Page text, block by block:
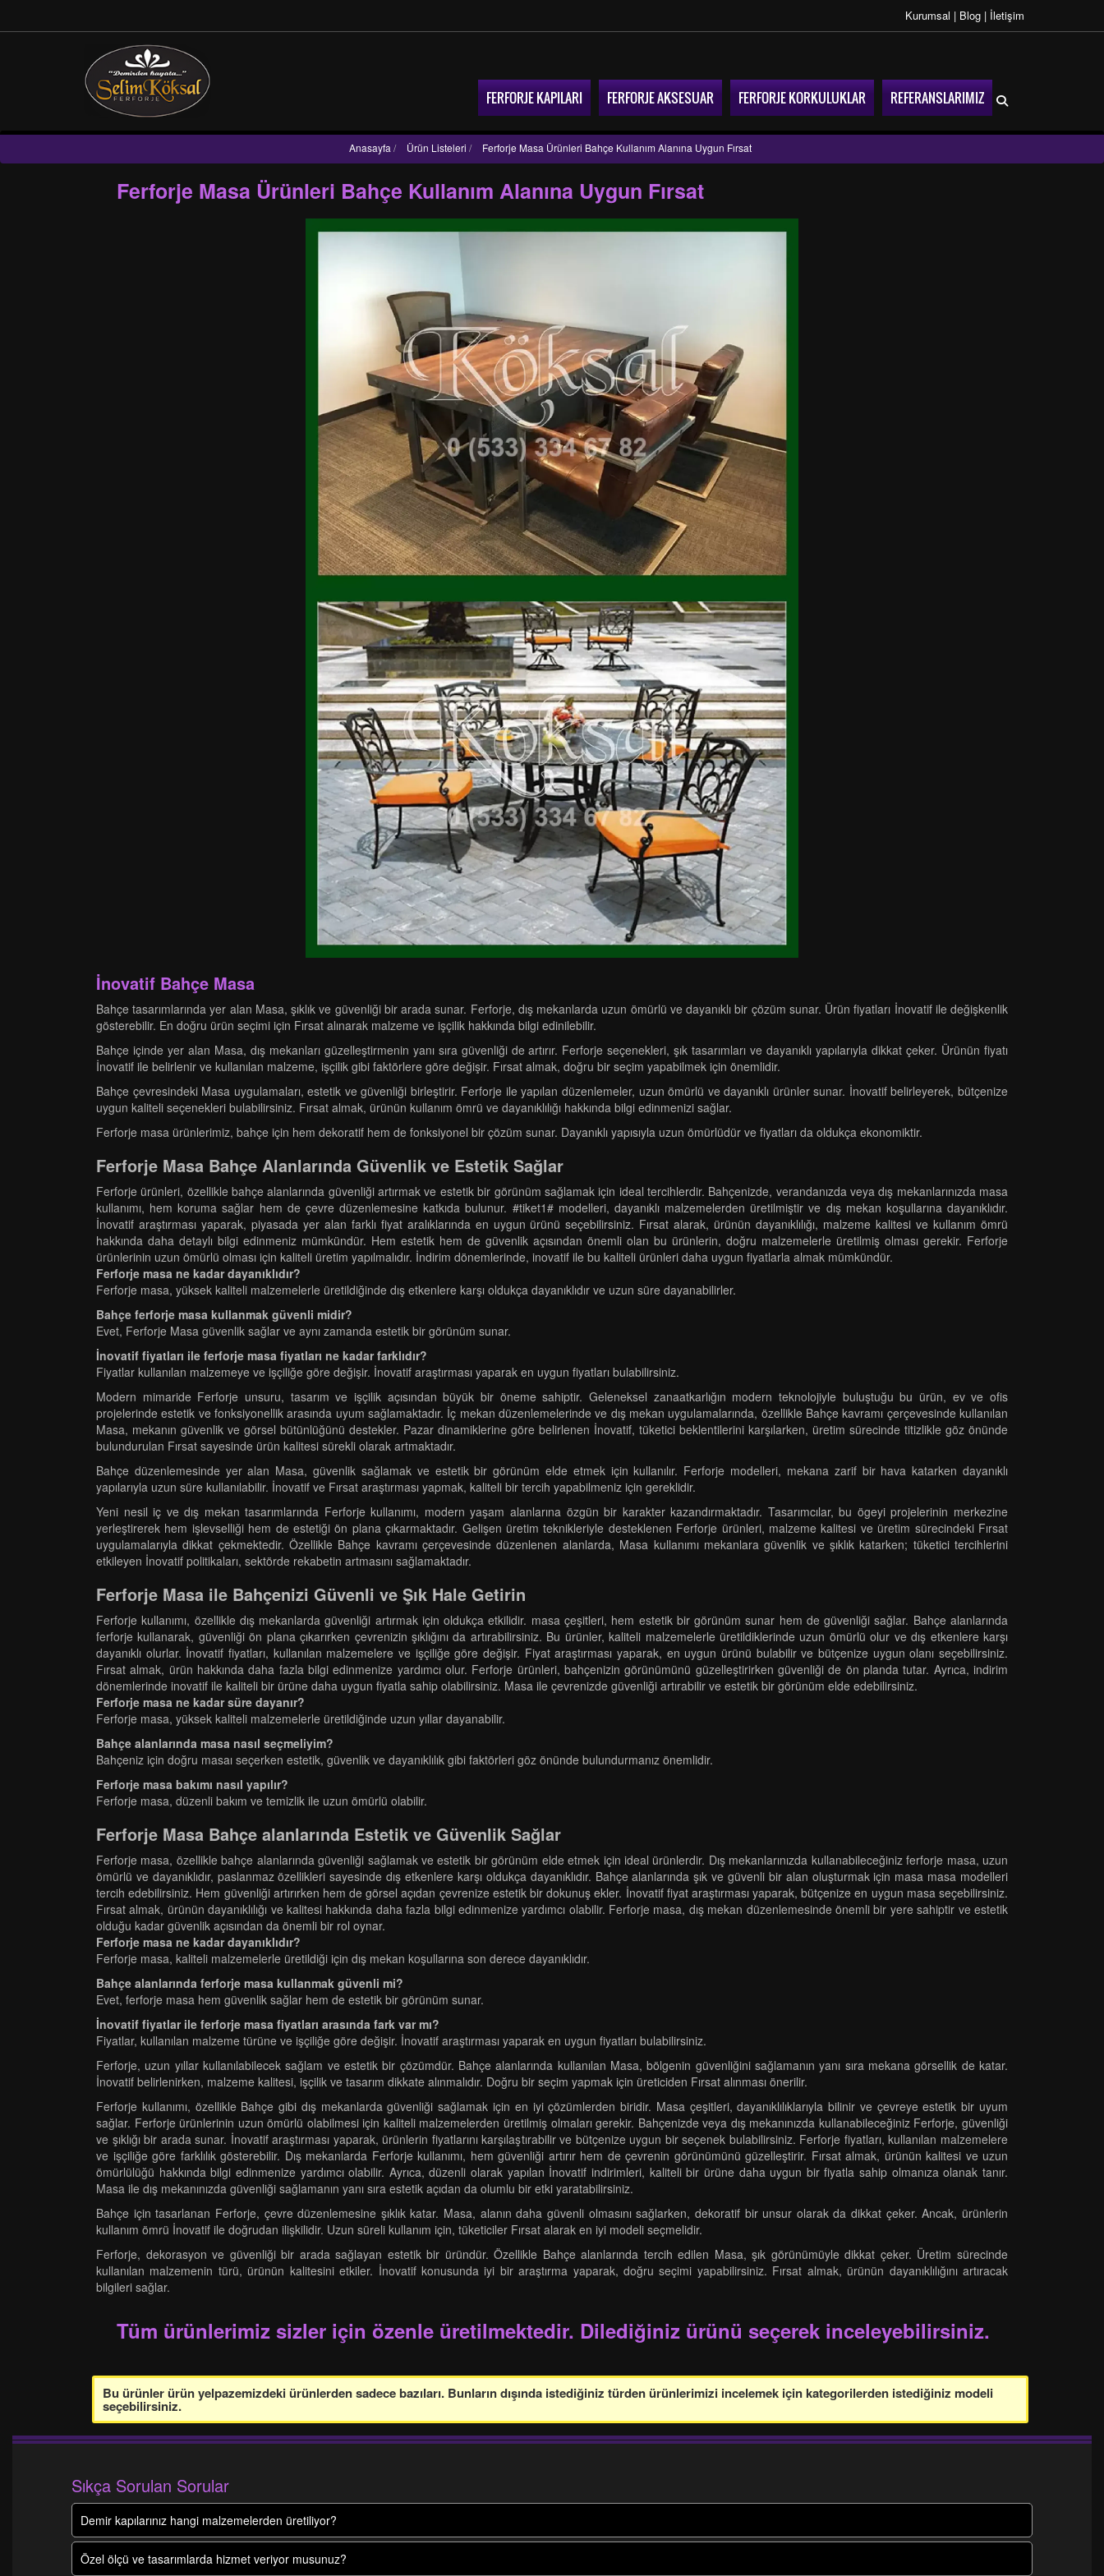
Kurumsal | Blog | İletişim
FERFORJE KAPILARI FERFORJE AKSESUAR FERFORJE KORKULUKLAR REFERANSLARIMIZ
Anasayfa / Ürün Listeleri / Ferforje Masa Ürünleri Bahçe Kullanım Alanına Uygun Fırsat
Ferforje Masa Ürünleri Bahçe Kullanım Alanına Uygun Fırsat
İnovatif Bahçe Masa
Bahçe tasarımlarında yer alan Masa, şıklık ve güvenliği bir arada sunar. Ferforje, dış mekanlarda uzun ömürlü ve dayanıklı bir çözüm sunar. Ürün fiyatları İnovatif ile değişkenlik
gösterebilir. En doğru ürün seçimi için Fırsat alınarak malzeme ve işçilik hakkında bilgi edinilebilir.
Bahçe içinde yer alan Masa, dış mekanları güzelleştirmenin yanı sıra güvenliği de artırır. Ferforje seçenekleri, şık tasarımları ve dayanıklı yapılarıyla dikkat çeker. Ürünün fiyatı
İnovatif ile belirlenir ve kullanılan malzeme, işçilik gibi faktörlere göre değişir. Fırsat almak, doğru bir seçim yapabilmek için önemlidir.
Bahçe çevresindeki Masa uygulamaları, estetik ve güvenliği birleştirir. Ferforje ile yapılan düzenlemeler, uzun ömürlü ve dayanıklı ürünler sunar. İnovatif belirleyerek, bütçenize
uygun kaliteli seçenekleri bulabilirsiniz. Fırsat almak, ürünün kullanım ömrü ve dayanıklılığı hakkında bilgi edinmenizi sağlar.
Ferforje masa ürünlerimiz, bahçe için hem dekoratif hem de fonksiyonel bir çözüm sunar. Dayanıklı yapısıyla uzun ömürlüdür ve fiyatları da oldukça ekonomiktir.
Ferforje Masa Bahçe Alanlarında Güvenlik ve Estetik Sağlar
Ferforje ürünleri, özellikle bahçe alanlarında güvenliği artırmak ve estetik bir görünüm sağlamak için ideal tercihlerdir. Bahçenizde, verandanızda veya dış mekanlarınızda masa
kullanımı, hem koruma sağlar hem de çevre düzenlemesine katkıda bulunur. #tiket1# modelleri, dayanıklı malzemelerden üretilmiştir ve dış mekan koşullarına dayanıklıdır.
İnovatif araştırması yaparak, piyasada yer alan farklı fiyat aralıklarında en uygun ürünü seçebilirsiniz. Fırsat alarak, ürünün dayanıklılığı, malzeme kalitesi ve kullanım ömrü
hakkında daha detaylı bilgi edinmeniz mümkündür. Hem estetik hem de güvenlik açısından önemli olan bu ürünlerin, doğru malzemelerle üretilmiş olması gerekir. Ferforje
ürünlerinin uzun ömürlü olması için kaliteli üretim yapılmalıdır. İndirim dönemlerinde, inovatif ile bu kaliteli ürünleri daha uygun fiyatlarla almak mümkündür.
Ferforje masa ne kadar dayanıklıdır?
Ferforje masa, yüksek kaliteli malzemelerle üretildiğinde dış etkenlere karşı oldukça dayanıklıdır ve uzun süre dayanabilirler.
Bahçe ferforje masa kullanmak güvenli midir?
Evet, Ferforje Masa güvenlik sağlar ve aynı zamanda estetik bir görünüm sunar.
İnovatif fiyatları ile ferforje masa fiyatları ne kadar farklıdır?
Fiyatlar kullanılan malzemeye ve işçiliğe göre değişir. İnovatif araştırması yaparak en uygun fiyatları bulabilirsiniz.
Modern mimaride Ferforje unsuru, tasarım ve işçilik açısından büyük bir öneme sahiptir. Geleneksel zanaatkarlığın modern teknolojiyle buluştuğu bu ürün, ev ve ofis
projelerinde estetik ve fonksiyonellik arasında uyum sağlamaktadır. İç mekan düzenlemelerinde ve dış mekan uygulamalarında, özellikle Bahçe kavramı çerçevesinde kullanılan
Masa, mekanın güvenlik ve görsel bütünlüğünü destekler. Pazar dinamiklerine göre belirlenen İnovatif, tüketici beklentilerini karşılarken, üretim sürecinde titizlikle göz önünde
bulundurulan Fırsat sayesinde ürün kalitesi sürekli olarak artmaktadır.
Bahçe düzenlemesinde yer alan Masa, güvenlik sağlamak ve estetik bir görünüm elde etmek için kullanılır. Ferforje modelleri, mekana zarif bir hava katarken dayanıklı
yapılarıyla uzun süre kullanılabilir. İnovatif ve Fırsat araştırması yapmak, kaliteli bir tercih yapabilmeniz için gereklidir.
Yeni nesil iç ve dış mekan tasarımlarında Ferforje kullanımı, modern yaşam alanlarına özgün bir karakter kazandırmaktadır. Tasarımcılar, bu ögeyi projelerinin merkezine
yerleştirerek hem işlevselliği hem de estetiği ön plana çıkarmaktadır. Gelişen üretim teknikleriyle desteklenen Ferforje ürünleri, malzeme kalitesi ve üretim sürecindeki Fırsat
uygulamalarıyla dikkat çekmektedir. Özellikle Bahçe kavramı çerçevesinde düzenlenen alanlarda, Masa kullanımı mekanlara güvenlik ve şıklık katarken; tüketici tercihlerini
etkileyen İnovatif politikaları, sektörde rekabetin artmasını sağlamaktadır.
Ferforje Masa ile Bahçenizi Güvenli ve Şık Hale Getirin
Ferforje kullanımı, özellikle dış mekanlarda güvenliği artırmak için oldukça etkilidir. masa çeşitleri, hem estetik bir görünüm sunar hem de güvenliği sağlar. Bahçe alanlarında
ferforje kullanarak, güvenliği ön plana çıkarırken çevrenizin şıklığını da artırabilirsiniz. Bu ürünler, kaliteli malzemelerle üretildiklerinde uzun ömürlü olur ve dış etkenlere karşı
dayanıklı olurlar. İnovatif fiyatları, kullanılan malzemelere ve işçiliğe göre değişir. Fiyat araştırması yaparak, en uygun ürünü bulabilir ve bütçenize uygun olanı seçebilirsiniz.
Fırsat almak, ürün hakkında daha fazla bilgi edinmenize yardımcı olur. Ferforje ürünleri, bahçenizin görünümünü güzelleştirirken güvenliği de ön planda tutar. Ayrıca, indirim
dönemlerinde inovatif ile kaliteli bir ürüne daha uygun fiyatla sahip olabilirsiniz. Masa ile çevrenizde güvenliği artırabilir ve estetik bir görünüm elde edebilirsiniz.
Ferforje masa ne kadar süre dayanır?
Ferforje masa, yüksek kaliteli malzemelerle üretildiğinde uzun yıllar dayanabilir.
Bahçe alanlarında masa nasıl seçmeliyim?
Bahçeniz için doğru masaı seçerken estetik, güvenlik ve dayanıklılık gibi faktörleri göz önünde bulundurmanız önemlidir.
Ferforje masa bakımı nasıl yapılır?
Ferforje masa, düzenli bakım ve temizlik ile uzun ömürlü olabilir.
Ferforje Masa Bahçe alanlarında Estetik ve Güvenlik Sağlar
Ferforje masa, özellikle bahçe alanlarında güvenliği sağlamak ve estetik bir görünüm elde etmek için ideal ürünlerdir. Dış mekanlarınızda kullanabileceğiniz ferforje masa, uzun
ömürlü ve dayanıklıdır, paslanmaz özellikleri sayesinde dış etkenlere karşı oldukça dayanıklıdır. Bahçe alanlarında şık ve güvenli bir alan oluşturmak için masa masa modelleri
tercih edebilirsiniz. Hem güvenliği artırırken hem de görsel açıdan çevrenize estetik bir dokunuş ekler. İnovatif fiyat araştırması yaparak, bütçenize en uygun masa seçebilirsiniz.
Fırsat almak, ürünün dayanıklılığı ve kalitesi hakkında daha fazla bilgi edinmenize yardımcı olabilir. Ferforje masa, dış mekan düzenlemesinde önemli bir yere sahiptir ve estetik
olduğu kadar güvenlik açısından da önemli bir rol oynar.
Ferforje masa ne kadar dayanıklıdır?
Ferforje masa, kaliteli malzemelerle üretildiği için dış mekan koşullarına son derece dayanıklıdır.
Bahçe alanlarında ferforje masa kullanmak güvenli mi?
Evet, ferforje masa hem güvenlik sağlar hem de estetik bir görünüm sunar.
İnovatif fiyatlar ile ferforje masa fiyatları arasında fark var mı?
Fiyatlar, kullanılan malzeme türüne ve işçiliğe göre değişir. İnovatif araştırması yaparak en uygun fiyatları bulabilirsiniz.
Ferforje, uzun yıllar kullanılabilecek sağlam ve estetik bir çözümdür. Bahçe alanlarında kullanılan Masa, bölgenin güvenliğini sağlamanın yanı sıra mekana görsellik de katar.
İnovatif belirlenirken, malzeme kalitesi, işçilik ve tasarım dikkate alınmalıdır. Doğru bir seçim yapmak için üreticiden Fırsat alınması önerilir.
Ferforje kullanımı, özellikle Bahçe gibi dış mekanlarda güvenliği sağlamak için en iyi çözümlerden biridir. Masa çeşitleri, dayanıklılıklarıyla bilinir ve çevreye estetik bir uyum
sağlar. Ferforje ürünlerinin uzun ömürlü olabilmesi için kaliteli malzemelerden üretilmiş olmaları gerekir. Bahçenizde veya dış mekanınızda kullanabileceğiniz Ferforje, güvenliği
ve şıklığı bir arada sunar. İnovatif araştırması yaparak, ürünlerin fiyatlarını karşılaştırabilir ve bütçenize uygun bir seçenek bulabilirsiniz. Ferforje fiyatları, kullanılan malzemelere
ve işçiliğe göre farklılık gösterebilir. Dış mekanlarda Ferforje kullanımı, hem güvenliği artırır hem de çevrenin görünümünü güzelleştirir. Fırsat almak, ürünün kalitesi ve uzun
ömürlülüğü hakkında bilgi edinmenize yardımcı olabilir. Ayrıca, düzenli olarak yapılan İnovatif indirimleri, kaliteli bir ürüne daha uygun bir fiyatla sahip olmanıza olanak tanır.
Masa ile dış mekanınızda güvenliği sağlamanın yanı sıra estetik açıdan da olumlu bir etki yaratabilirsiniz.
Bahçe için tasarlanan Ferforje, çevre düzenlemesine şıklık katar. Masa, alanın daha güvenli olmasını sağlarken, dekoratif bir unsur olarak da dikkat çeker. Ancak, ürünlerin
kullanım ömrü İnovatif ile doğrudan ilişkilidir. Uzun süreli kullanım için, tüketiciler Fırsat alarak en iyi modeli seçmelidir.
Ferforje, dekorasyon ve güvenliği bir arada sağlayan estetik bir üründür. Özellikle Bahçe alanlarında tercih edilen Masa, şık görünümüyle dikkat çeker. Üretim sürecinde
kullanılan malzemenin türü, ürünün kalitesini etkiler. İnovatif konusunda iyi bir araştırma yaparak, doğru seçimi yapabilirsiniz. Fırsat almak, ürünün dayanıklılığını artıracak
bilgileri sağlar.
Tüm ürünlerimiz sizler için özenle üretilmektedir. Dilediğiniz ürünü seçerek inceleyebilirsiniz.
Bu ürünler ürün yelpazemizdeki ürünlerden sadece bazıları. Bunların dışında istediğiniz türden ürünlerimizi incelemek için kategorilerden istediğiniz modeli
seçebilirsiniz.
Sıkça Sorulan Sorular
Demir kapılarınız hangi malzemelerden üretiliyor?
Özel ölçü ve tasarımlarda hizmet veriyor musunuz?